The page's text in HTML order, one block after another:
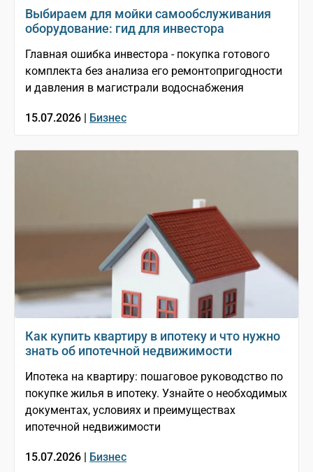
Выбираем для мойки самообслуживания
оборудование: гид для инвестора
Главная ошибка инвестора - покупка готового
комплекта без анализа его ремонтопригодности
и давления в магистрали водоснабжения
15.07.2026 | Бизнес
Как купить квартиру в ипотеку и что нужно
знать об ипотечной недвижимости
Ипотека на квартиру: пошаговое руководство по
покупке жилья в ипотеку. Узнайте о необходимых
документах, условиях и преимуществах
ипотечной недвижимости
15.07.2026 | Бизнес